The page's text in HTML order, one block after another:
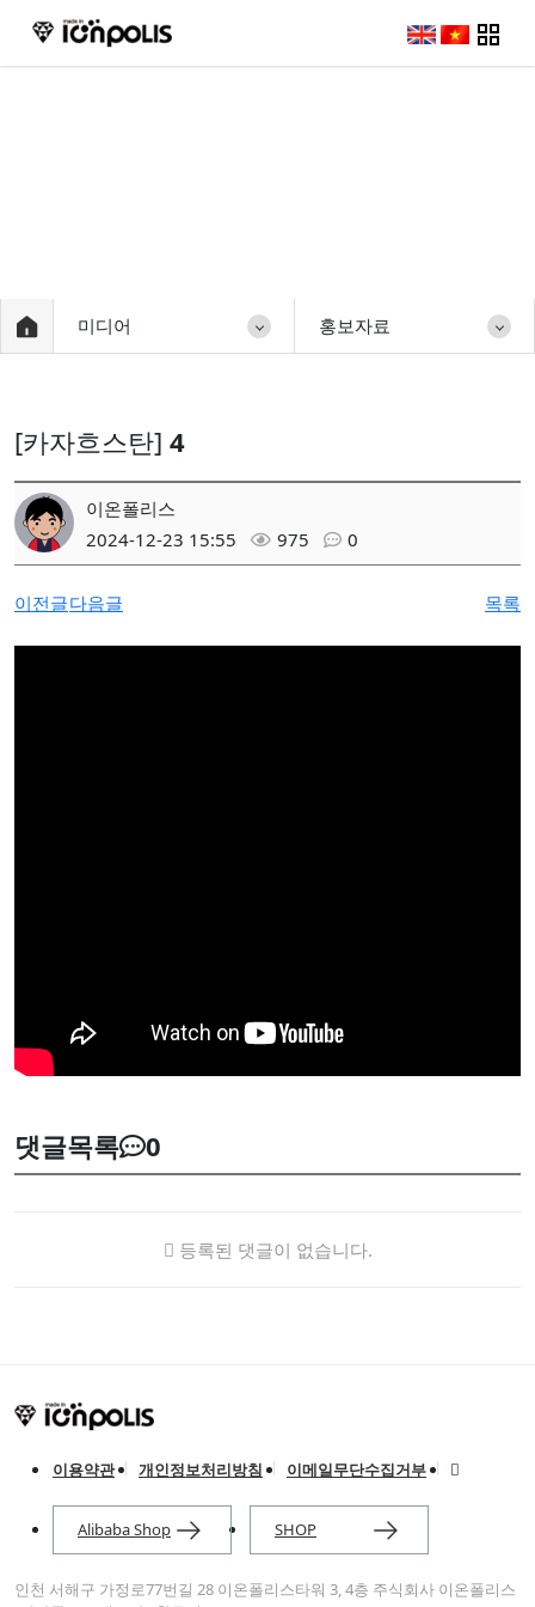
미디어 홍보자료
[카자흐스탄] 4
이온폴리스
2024-12-23 15:55
975 0
이전글다음글 목록
댓글목록 0
등록된 댓글이 없습니다.
이용약관 개인정보처리방침 이메일무단수집거부
Alibaba Shop SHOP
인천 서해구 가정로77번길 28 이온폴리스타워 3, 4층 주식회사 이온폴리스